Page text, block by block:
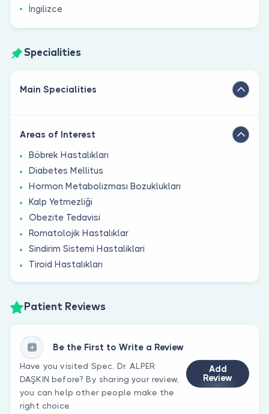
İngilizce
Specialities
Main Specialities
Areas of Interest
Böbrek Hastalıkları
Diabetes Mellitus
Hormon Metabolizması Bozuklukları
Kalp Yetmezliği
Obezite Tedavisi
Romatolojik Hastalıklar
Sindirim Sistemi Hastaliklari
Tiroid Hastalıkları
Patient Reviews
Be the First to Write a Review
Have you visited Spec. Dr. ALPER
DAŞKIN before? By sharing your review,
you can help other people make the
right choice.
Add
Review